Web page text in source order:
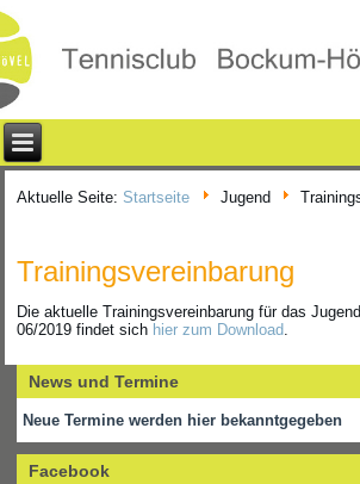
Aktuelle Seite: Startseite Jugend
Trainingsvereinbarung
Die aktuelle Trainingsvereinbarung für das
06/2019 findet sich hier zum Download
News und Termine
Neue Termine werden hier bekanntgegeben
Facebook